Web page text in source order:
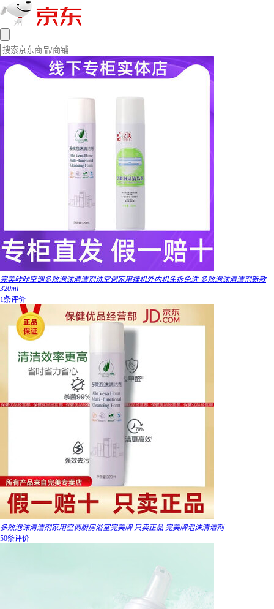
完美咔咔空调多效泡沫清洁剂洗空调家用挂机外内机免拆免洗 多效泡沫清洁剂新款
320ml
1条评价
多效泡沫清洁剂家用空调厨房浴室完美牌 只卖正品 完美牌泡沫清洁剂
50条评价